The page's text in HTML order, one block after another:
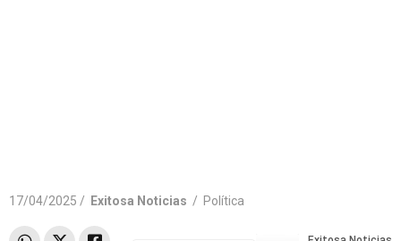
17/04/2025 / Exitosa Noticias / Política